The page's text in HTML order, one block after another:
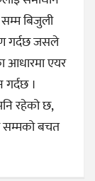
बिजुली
गर्दछ जसले
आधारमा एयर
।
रहेको छ,
सम्मको बचत